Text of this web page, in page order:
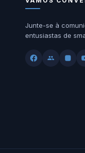
Junte-se à
entusiastas de